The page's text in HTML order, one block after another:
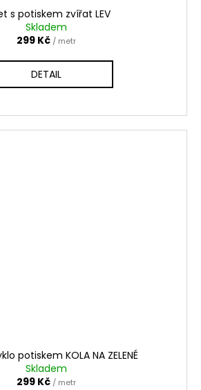
s potiskem zvířat LEV
Skladem
299 Kč / metr
DETAIL
potiskem KOLA NA ZELENÉ
Skladem
299 Kč / metr